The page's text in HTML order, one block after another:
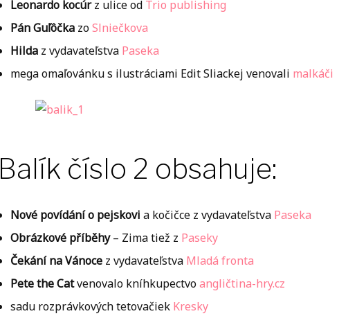
Leonardo kocúrz ulice od Trio publishing
Pán GuľôčkazoSlniečkova
Hildaz vydavateľstva Paseka
mega omaľovánku s ilustráciami Edit Sliackej venovali malkáči
Balík číslo 2 obsahuje:
Nové povídání o pejskovi a kočičce z vydavateľstva Paseka
Obrázkové příběhy– Zima tiež z Paseky
Čekání na Vánocez vydavateľstva Mladá fronta
Pete the Catvenovalo kníhkupectvoangličtina-hry.cz
sadu rozprávkových tetovačiek Kresky